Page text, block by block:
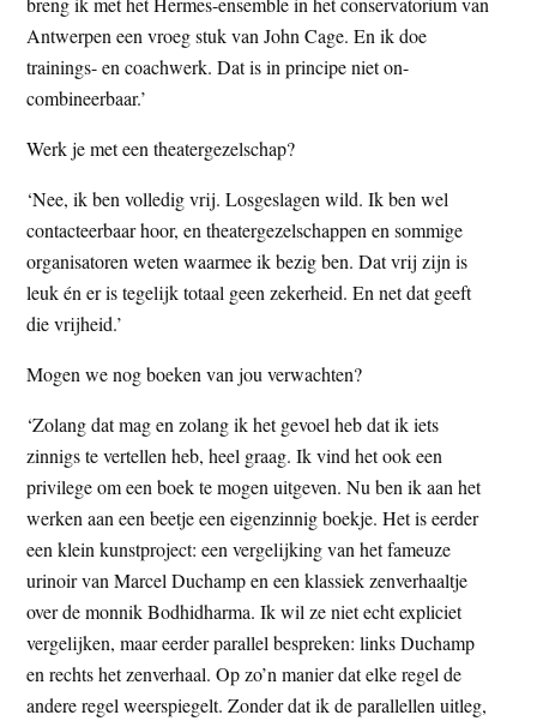
Antwerpen een vroeg stuk van John Cage. En ik doe
trainings- en coachwerk. Dat is in principe niet on-
combineerbaar.’
Werk je met een theatergezelschap?
‘Nee, ik ben volledig vrij. Losgeslagen wild. Ik ben wel
contacteerbaar hoor, en theatergezelschappen en sommige
organisatoren weten waarmee ik bezig ben. Dat vrij zijn is
leuk én er is tegelijk totaal geen zekerheid. En net dat geeft
die vrijheid.’
Mogen we nog boeken van jou verwachten?
‘Zolang dat mag en zolang ik het gevoel heb dat ik iets
zinnigs te vertellen heb, heel graag. Ik vind het ook een
privilege om een boek te mogen uitgeven. Nu ben ik aan het
werken aan een beetje een eigenzinnig boekje. Het is eerder
een klein kunstproject: een vergelijking van het fameuze
urinoir van Marcel Duchamp en een klassiek zenverhaaltje
over de monnik Bodhidharma. Ik wil ze niet echt expliciet
vergelijken, maar eerder parallel bespreken: links Duchamp
en rechts het zenverhaal. Op zo’n manier dat elke regel de
andere regel weerspiegelt. Zonder dat ik de parallellen uitleg,